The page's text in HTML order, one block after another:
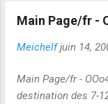
Main Page/fr -
Meichelf juin 14,
Main Page/fr -
destination des 7-